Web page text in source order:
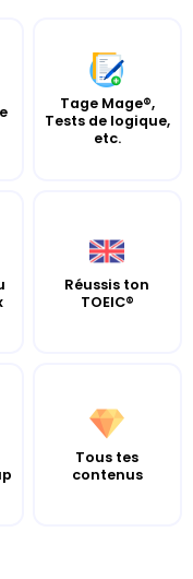
Tage Mage®,
Tests de logique,
etc.
Réussis ton
TOEIC®
Tous tes
contenus